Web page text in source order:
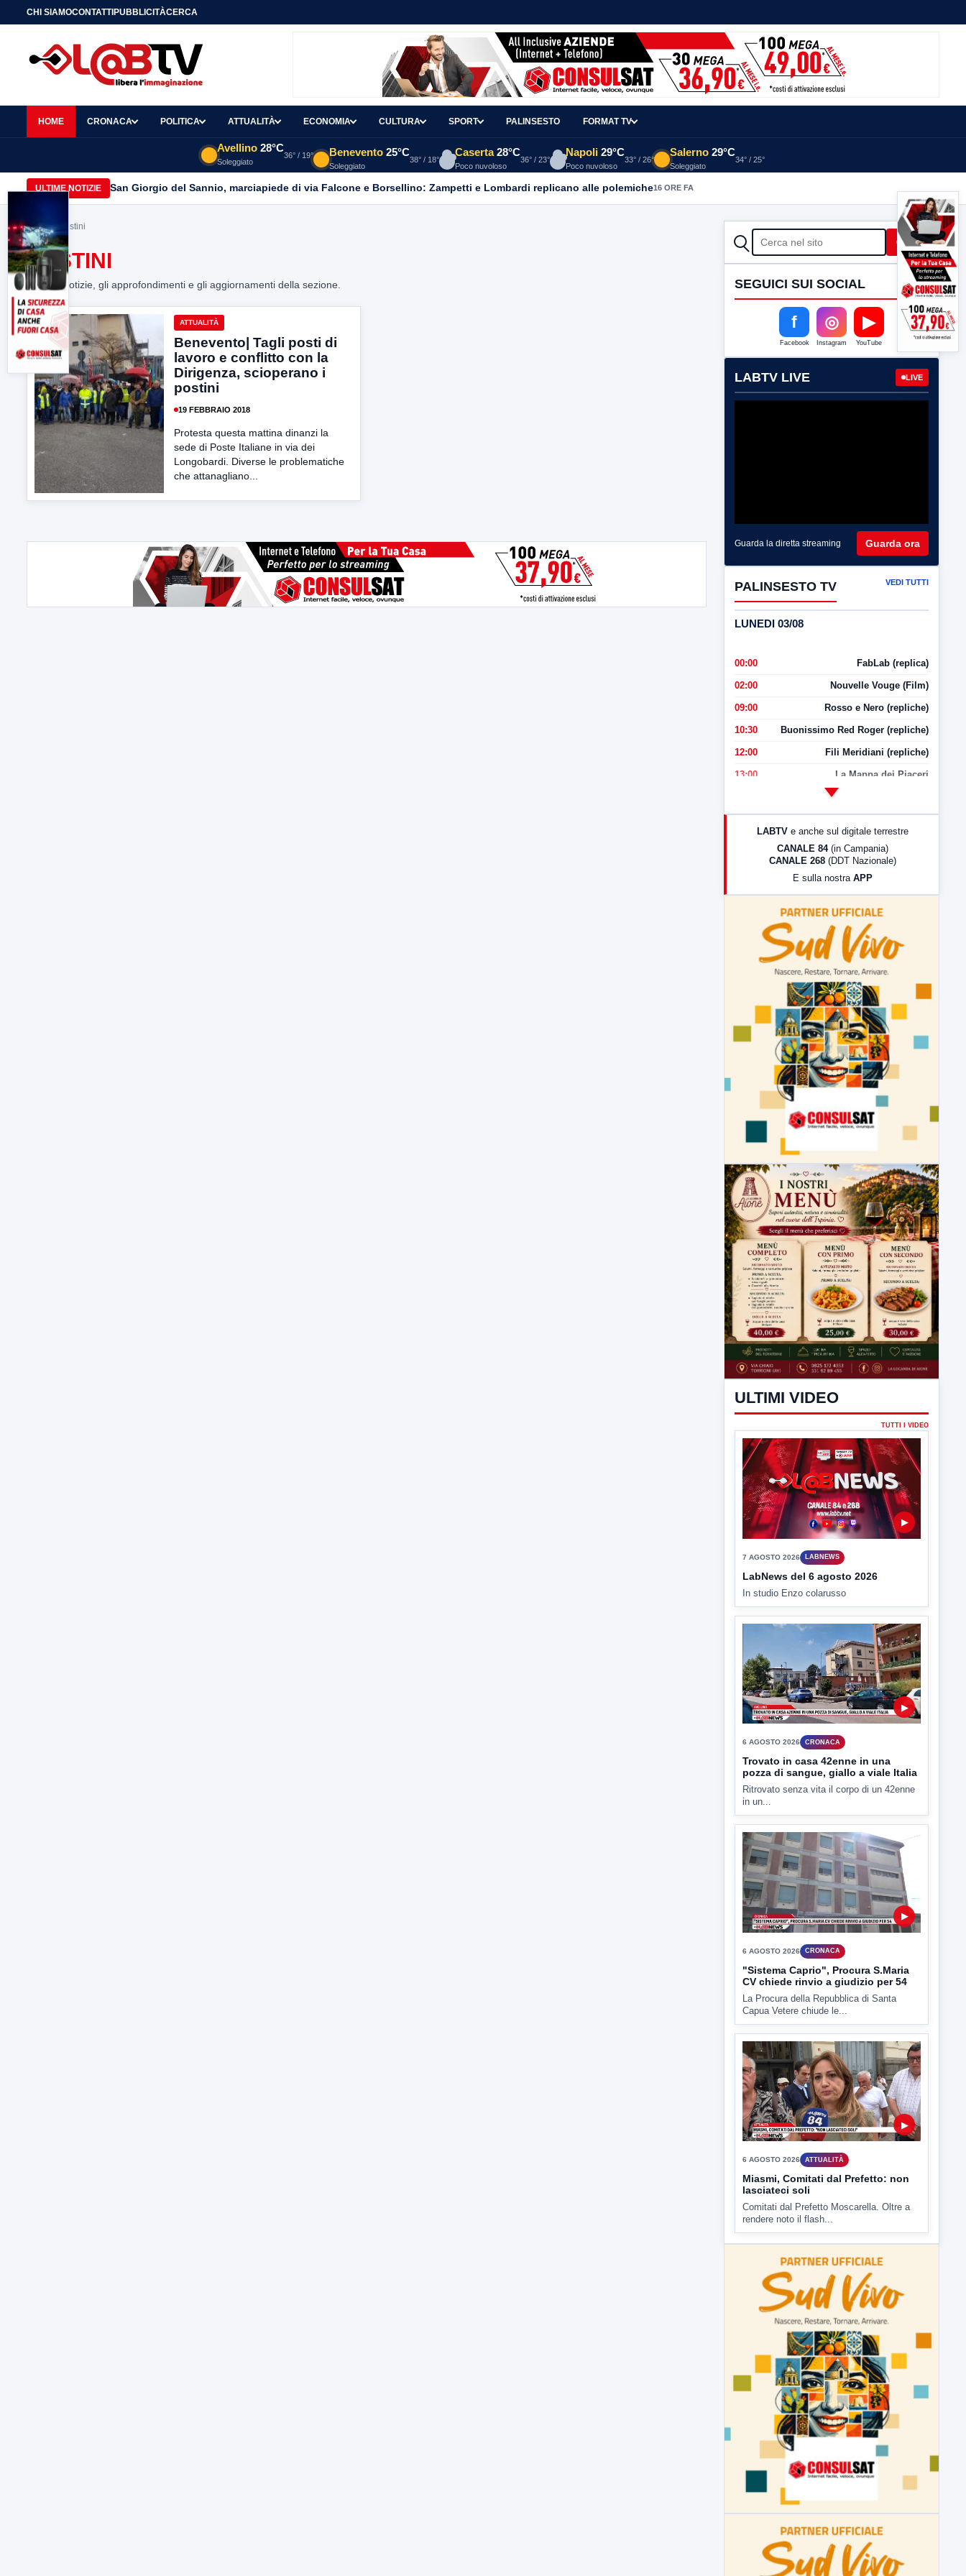
CHI SIAMOCONTATTIPUBBLICITÀCERCA
HOME CRONACA POLITICA ATTUALITÀ ECONOMIA CULTURA SPORT PALINSESTO FORMAT TV
Avellino 28°C
Soleggiato
36° / 19° Benevento 25°C
Soleggiato
38° / 18°
Caserta 28°C
Poco nuvoloso
36° / 23°
Napoli 29°C
Poco nuvoloso
33° / 26°
Salerno 29°C
Soleggiato
34° / 25°
ULTIME NOTIZIE San Giorgio del Sannio, marciapiede di via Falcone e Borsellino: Zampetti e Lombardi replicano alle polemiche16 ORE FA
Home> postini
POSTINI
Tutte le notizie, gli approfondimenti e gli aggiornamenti della sezione.
ATTUALITÀ
Benevento| Tagli posti di
lavoro e conflitto con la
Dirigenza, scioperano i
postini
19 FEBBRAIO 2018
Protesta questa mattina dinanzi la
sede di Poste Italiane in via dei
Longobardi. Diverse le problematiche
che attanagliano...
CERCA Cerca
SEGUICI SUI SOCIAL
f
Facebook
◎
Instagram
▶
YouTube
LABTV LIVE LIVE
Guarda la diretta streaming Guarda ora
PALINSESTO TV VEDI TUTTI
LUNEDI 03/08
00:00 FabLab (replica)
02:00 Nouvelle Vouge (Film)
09:00 Rosso e Nero (repliche)
10:30 Buonissimo Red Roger (repliche)
12:00 Fili Meridiani (repliche)
13:00 La Mappa dei Piaceri
LabNews (Diretta)
LabNews (replica)
LABTV e anche sul digitale terrestre
CANALE 84 (in Campania)
CANALE 268 (DDT Nazionale)
E sulla nostra APP
ULTIMI VIDEO
TUTTI I VIDEO
▶
LABNEWS
LabNews del 6 agosto 2026
In studio Enzo colarusso
6 AGOSTO 2026 CRONACA
Trovato in casa 42enne in una
pozza di sangue, giallo a viale Italia
Ritrovato senza vita il corpo di un 42enne
in un...
6 AGOSTO 2026 CRONACA
"Sistema Caprio", Procura S.Maria
CV chiede rinvio a giudizio per 54
La Procura della Repubblica di Santa
Capua Vetere chiude le...
Miasmi, Comitati dal Prefetto: non
lasciateci soli
Comitati dal Prefetto Moscarella. Oltre a
rendere noto il flash...